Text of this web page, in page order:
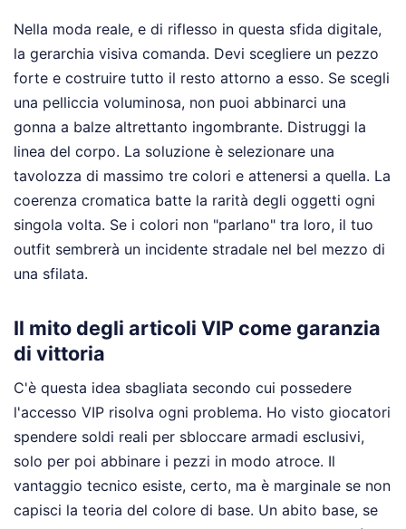
Nella moda reale, e di riflesso in questa sfida digitale,
la gerarchia visiva comanda. Devi scegliere un pezzo
forte e costruire tutto il resto attorno a esso. Se scegli
una pelliccia voluminosa, non puoi abbinarci una
gonna a balze altrettanto ingombrante. Distruggi la
linea del corpo. La soluzione è selezionare una
tavolozza di massimo tre colori e attenersi a quella. La
coerenza cromatica batte la rarità degli oggetti ogni
singola volta. Se i colori non "parlano" tra loro, il tuo
outfit sembrerà un incidente stradale nel bel mezzo di
una sfilata.
Il mito degli articoli VIP come garanzia
di vittoria
C'è questa idea sbagliata secondo cui possedere
l'accesso VIP risolva ogni problema. Ho visto giocatori
spendere soldi reali per sbloccare armadi esclusivi,
solo per poi abbinare i pezzi in modo atroce. Il
vantaggio tecnico esiste, certo, ma è marginale se non
capisci la teoria del colore di base. Un abito base, se